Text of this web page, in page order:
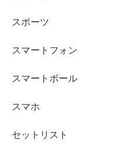
スポーツ
スマートフォン
スマートボール
スマホ
セットリスト